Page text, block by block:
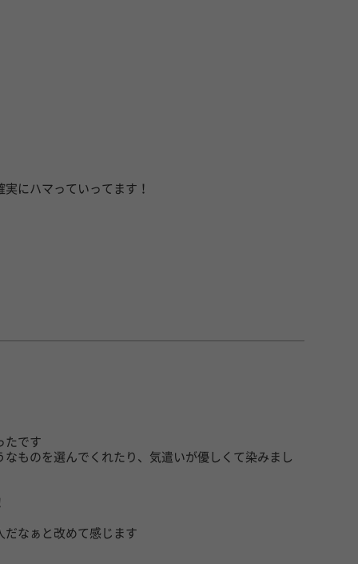
にハマっていってます！
たです
ものを選んでくれたり、気遣いが優しくて染みまし
だなぁと改めて感じます